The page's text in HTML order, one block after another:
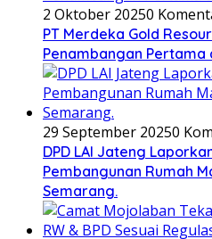
2 Oktober 20250
PT Merdeka Gold
Penambangan Pertama
29 September 20250
DPD LAI Jateng
Pembangunan Rumah
Semarang.